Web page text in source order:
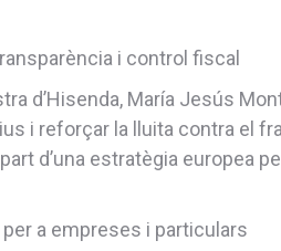
i control fiscal
d’Hisenda, María Jesús
i reforçar la lluita contra el
d’una estratègia europea
a empreses i particulars